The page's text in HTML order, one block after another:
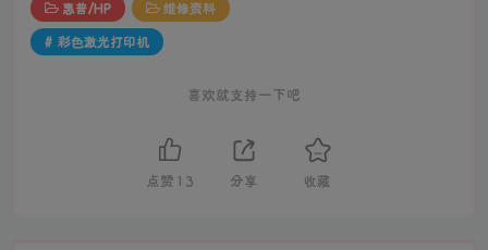
惠普/HP
维修资料
# 彩色激光打印机
喜欢就支持一下吧
点赞 13 分享 收藏